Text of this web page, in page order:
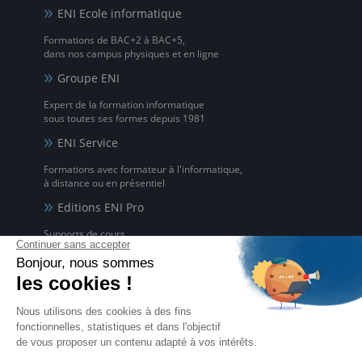
ENI Ecole informatique
Formations de BAC+2 à BAC+5,
dans nos campus physiques et en ligne
Groupe ENI
Expert de la formation informatique
sous toutes ses formes depuis 1981
ENI Service
Formations avec formateur à l'informatique,
à distance ou en présentiel
Editions ENI Pro
Supports de cours
pour les organismes de formation
ENI elearning
La solution de formation à l'informatique en ligne,
disponible en 5 langues
Certifications ENI